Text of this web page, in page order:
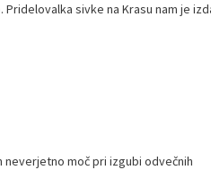
sivke na Krasu nam je
neverjetno moč pri izgubi odvečnih